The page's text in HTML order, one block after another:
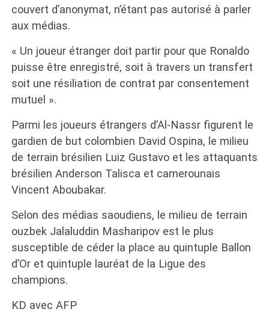
couvert d’anonymat, n’étant pas autorisé à parler
aux médias.
« Un joueur étranger doit partir pour que Ronaldo
puisse être enregistré, soit à travers un transfert
soit une résiliation de contrat par consentement
mutuel ».
Parmi les joueurs étrangers d’Al-Nassr figurent le
gardien de but colombien David Ospina, le milieu
de terrain brésilien Luiz Gustavo et les attaquants
brésilien Anderson Talisca et camerounais
Vincent Aboubakar.
Selon des médias saoudiens, le milieu de terrain
ouzbek Jalaluddin Masharipov est le plus
susceptible de céder la place au quintuple Ballon
d’Or et quintuple lauréat de la Ligue des
champions.
KD avec AFP